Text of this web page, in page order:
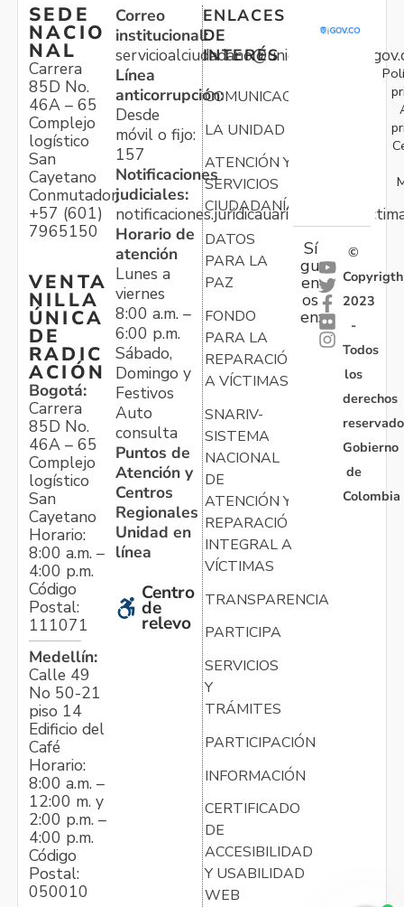
SEDE
NACIO
NAL
Carrera
85D No.
46A – 65
Complejo
logístico
San
Cayetano
Conmutador:
+57 (601)
7965150
VENTA
NILLA
ÚNICA
DE
RADIC
ACIÓN
Bogotá:
Carrera
85D No.
46A – 65
Complejo
logístico
San
Cayetano
Horario:
8:00 a.m. –
4:00 p.m.
Código
Postal:
111071
Medellín:
Calle 49
No 50-21
piso 14
Edificio del
Café
Horario:
8:00 a.m. –
12:00 m. y
2:00 p.m. –
4:00 p.m.
Código
Postal:
050010
Correo
institucional:
Línea
anticorrupción:
Desde
móvil o fijo:
157
Notificaciones
judiciales:
Horario de
atención
Lunes a
viernes
8:00 a.m. –
6:00 p.m.
Sábado,
Domingo y
Festivos
Auto
consulta
Puntos de
Atención y
Centros
Regionales
Unidad en
línea
Centro
de
relevo
ENLACES
DE
INTERÉS
COMUNICACIONES
LA UNIDAD
ATENCIÓN Y
SERVICIOS
CIUDADANÍA
DATOS
PARA LA
PAZ
FONDO
PARA LA
REPARACIÓN
A VÍCTIMAS
SNARIV-
SISTEMA
NACIONAL
DE
ATENCIÓN Y
REPARACIÓN
INTEGRAL A
VÍCTIMAS
TRANSPARENCIA
PARTICIPA
SERVICIOS
Y
TRÁMITES
PARTICIPACIÓN
INFORMACIÓN
CERTIFICADO
DE
ACCESIBILIDAD
Y USABILIDAD
WEB
Sí
gu
en
os
en:
©
Copyrigth
2023
-
Todos
los
derechos
Gobierno
de
Colombia